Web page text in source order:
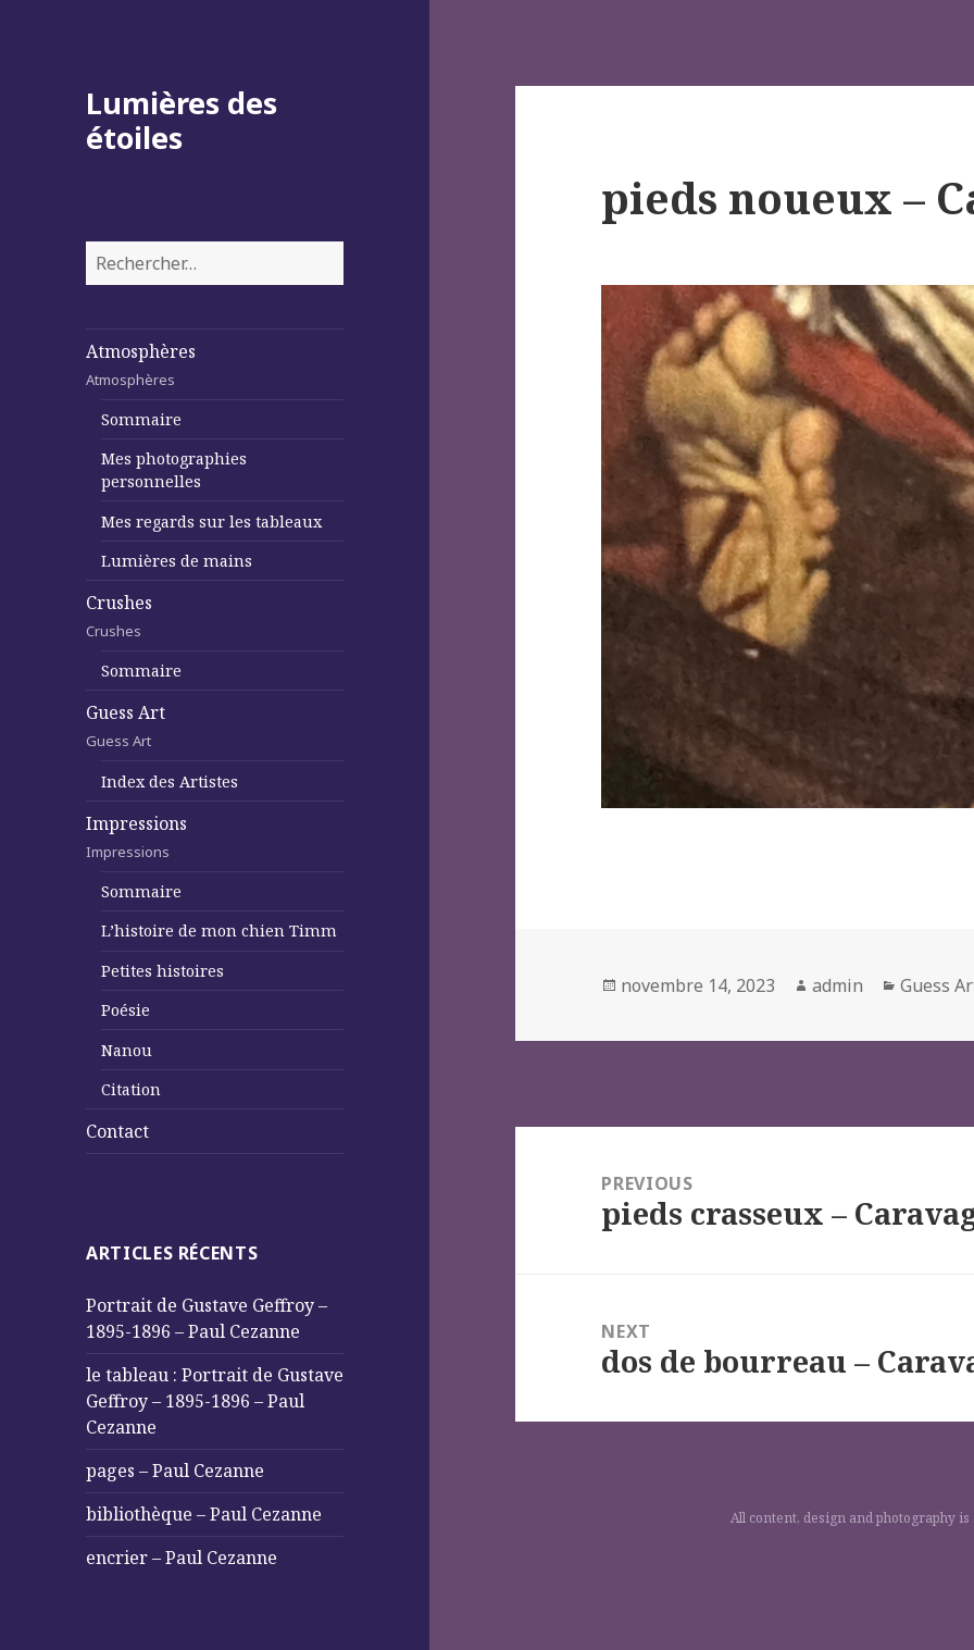
Lumières des
étoiles
Rechercher :
Atmosphères
Atmosphères
Sommaire
Mes photographies
personnelles
Mes regards sur les tableaux
Lumières de mains
Crushes
Crushes
Sommaire
Guess Art
Guess Art
Index des Artistes
Impressions
Impressions
Sommaire
L’histoire de mon chien Timm
Petites histoires
Poésie
Nanou
Citation
Contact
ARTICLES RÉCENTS
Portrait de Gustave Geffroy –
1895-1896 – Paul Cezanne
le tableau : Portrait de Gustave
Geffroy – 1895-1896 – Paul
Cezanne
pages – Paul Cezanne
bibliothèque – Paul Cezanne
encrier – Paul Cezanne
pieds noueux –
Posted
novembre 14, 2023 Author
admin Guess
l’article
PREVIOUS
Previous
pieds crasseux –
NEXT
Next
dos de bourreau –
All content, design and photography